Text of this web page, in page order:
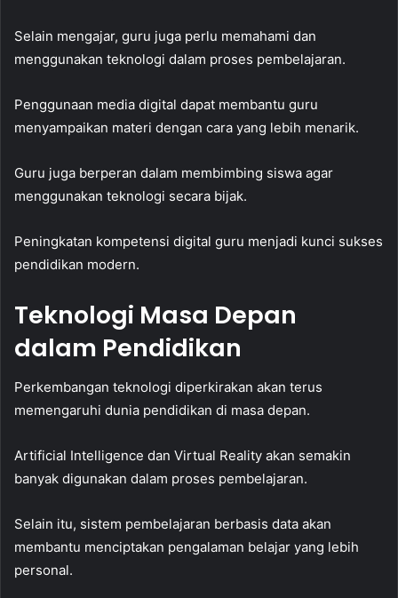
Selain mengajar, guru juga perlu memahami dan
menggunakan teknologi dalam proses pembelajaran.
Penggunaan media digital dapat membantu guru
menyampaikan materi dengan cara yang lebih menarik.
Guru juga berperan dalam membimbing siswa agar
menggunakan teknologi secara bijak.
Peningkatan kompetensi digital guru menjadi kunci sukses
pendidikan modern.
Teknologi Masa Depan
dalam Pendidikan
Perkembangan teknologi diperkirakan akan terus
memengaruhi dunia pendidikan di masa depan.
Artificial Intelligence dan Virtual Reality akan semakin
banyak digunakan dalam proses pembelajaran.
Selain itu, sistem pembelajaran berbasis data akan
membantu menciptakan pengalaman belajar yang lebih
personal.